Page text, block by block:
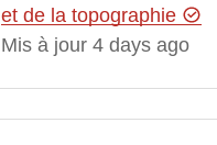
et de la topographie
Mis à jour 4 days ago